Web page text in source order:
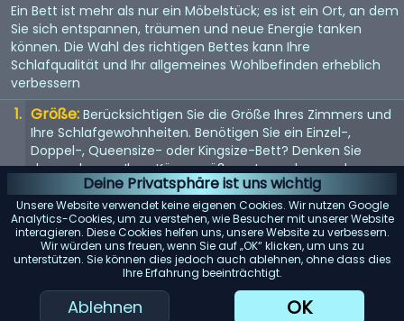
Deine Privatsphäre ist uns wichtig
Unsere Website verwendet keine eigenen Cookies. Wir nutzen Google
Analytics-Cookies, um zu verstehen, wie Besucher mit unserer Website
interagieren. Diese Cookies helfen uns, unsere Website zu verbessern.
Wir würden uns freuen, wenn Sie auf „OK“ klicken, um uns zu
unterstützen. Sie können dies jedoch auch ablehnen, ohne dass dies
Ihre Erfahrung beeinträchtigt.
Ablehnen OK
Ein Bett ist mehr als nur ein Möbelstück; es ist ein Ort, an dem
Sie sich entspannen, träumen und neue Energie tanken
können. Die Wahl des richtigen Bettes kann Ihre
Schlafqualität und Ihr allgemeines Wohlbefinden erheblich
verbessern
Größe: Berücksichtigen Sie die Größe Ihres Zimmers und
Ihre Schlafgewohnheiten. Benötigen Sie ein Einzel-,
Doppel-, Queensize- oder Kingsize-Bett? Denken Sie
daran, dass es Ihrer Körpergröße entsprechen und
genügend Platz bieten sollte, wenn Sie es mit jemandem
teilen.
Matratze: Die Matratze ist entscheidend für einen guten
Schlaf. Suchen Sie nach einer Matratze, die Ihr
Körpergewicht gleichmäßig verteilt und Ihren
Komfortvorlieben entspricht, sei es weich, mittel oder